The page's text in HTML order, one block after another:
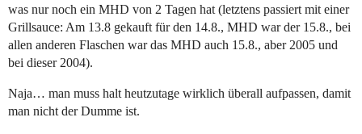
was nur noch ein MHD von 2 Tagen hat (letztens passiert mit einer
Grillsauce: Am 13.8 gekauft für den 14.8., MHD war der 15.8., bei
allen anderen Flaschen war das MHD auch 15.8., aber 2005 und
bei dieser 2004).
Naja… man muss halt heutzutage wirklich überall aufpassen, damit
man nicht der Dumme ist.